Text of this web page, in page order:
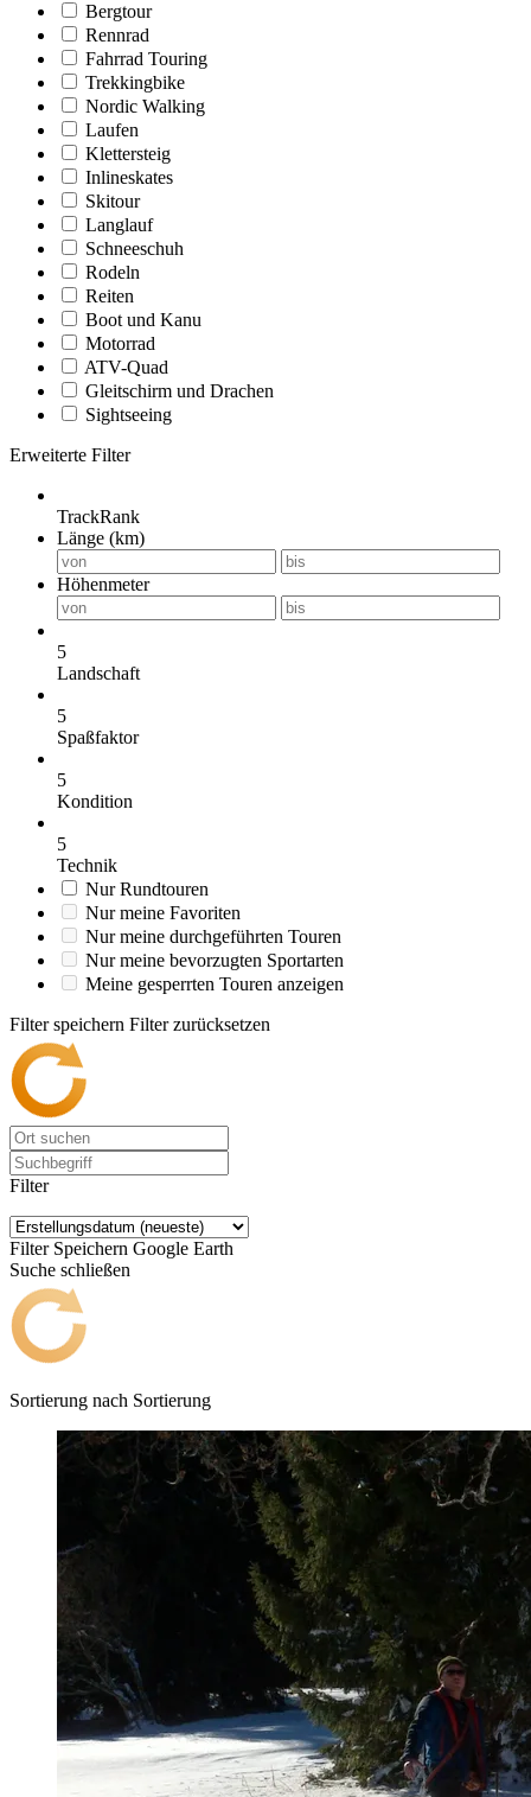
Bergtour
Rennrad
Fahrrad Touring
Trekkingbike
Nordic Walking
Laufen
Klettersteig
Inlineskates
Skitour
Langlauf
Schneeschuh
Rodeln
Reiten
Boot und Kanu
Motorrad
ATV-Quad
Gleitschirm und Drachen
Sightseeing
Erweiterte Filter
TrackRank
Länge (km)
Höhenmeter
5
Landschaft
5
Spaßfaktor
5
Kondition
5
Technik
Nur Rundtouren
Nur meine Favoriten
Nur meine durchgeführten Touren
Nur meine bevorzugten Sportarten
Meine gesperrten Touren anzeigen
Filter speichern Filter zurücksetzen
Filter
Filter Speichern Google Earth
Suche schließen
Sortierung nach Sortierung